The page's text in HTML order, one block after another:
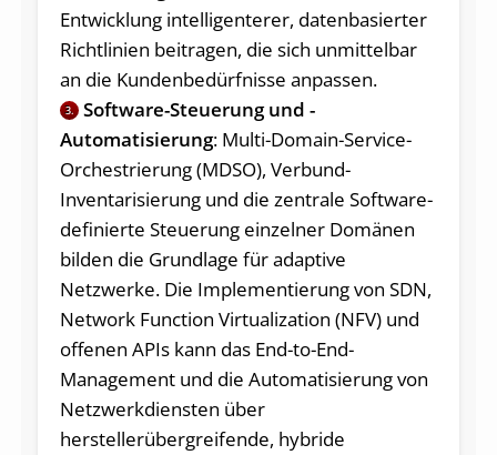
Entwicklung intelligenterer, datenbasierter
Richtlinien beitragen, die sich unmittelbar
an die Kundenbedürfnisse anpassen.
3.
Software-Steuerung und -
Automatisierung: Multi-Domain-Service-
Orchestrierung (MDSO), Verbund-
Inventarisierung und die zentrale Software-
definierte Steuerung einzelner Domänen
bilden die Grundlage für adaptive
Netzwerke. Die Implementierung von SDN,
Network Function Virtualization (NFV) und
offenen APIs kann das End-to-End-
Management und die Automatisierung von
Netzwerkdiensten über
herstellerübergreifende, hybride